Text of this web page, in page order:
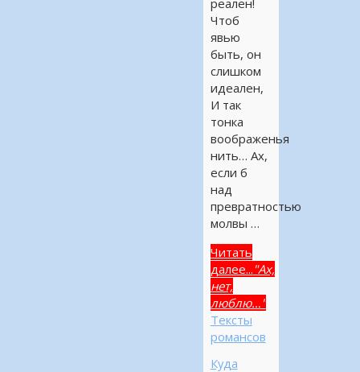
Чтоб
явью
быть, он
слишком
идеален,
И так
тонка
воображенья
нить… Ах,
если б
над
превратностью
молвы …
Читать
далее... "Ах,
нет,
люблю…"
Тексты
романсов
Куда